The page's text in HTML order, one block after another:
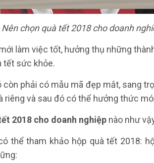
Nên chọn quà tết 2018 cho doanh
làm việc tốt, hưởng thụ những
tết sức khỏe.
còn phải có mẫu mã đẹp mắt, sang
riêng và sau đó có thể hưởng thức
2018 cho doanh nghiệp nào như
thể tham khảo hộp quà tết 2018: